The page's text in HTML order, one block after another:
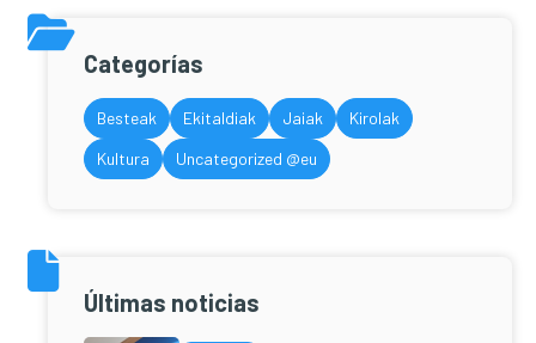
Categorías
Besteak Ekitaldiak Jaiak
Kirolak
Kultura
Uncategorized @eu
Últimas noticias